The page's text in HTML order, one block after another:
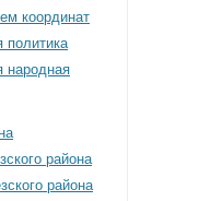
координат
политика
народная
района
района